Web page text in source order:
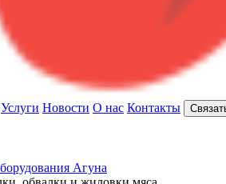
Услуги Новости О нас Контакты
Агуна